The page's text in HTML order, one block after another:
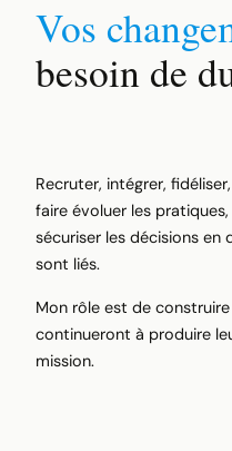
Vos
besoin de
Recruter, intégrer,
faire évoluer les
sécuriser les décisions en
sont liés.
Mon rôle est de
continueront à produire
mission.